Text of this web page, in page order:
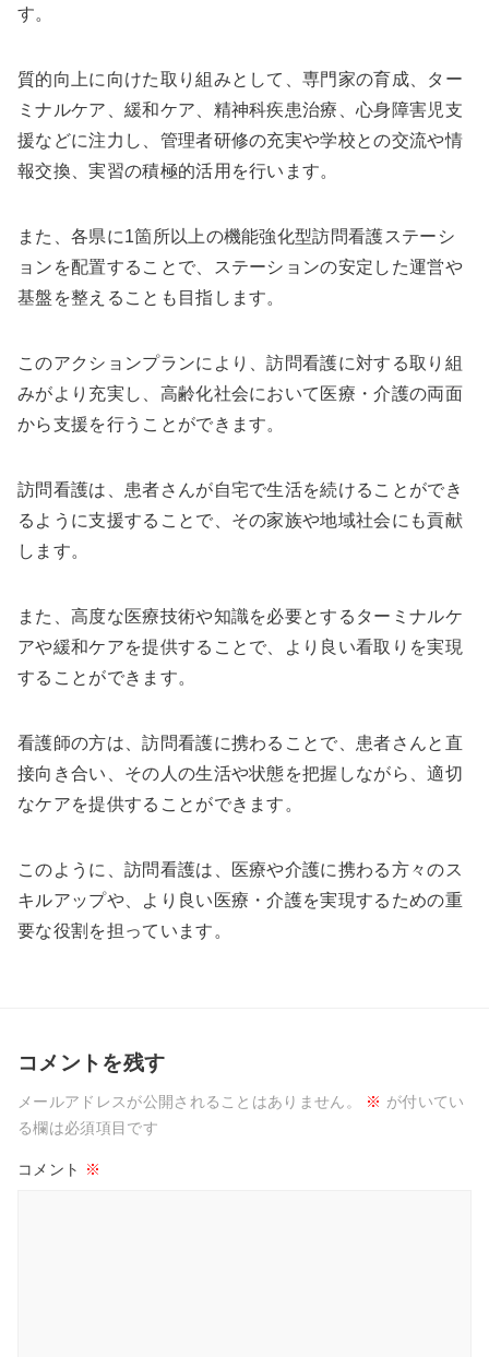
す。
質的向上に向けた取り組みとして、専門家の育成、ター
ミナルケア、緩和ケア、精神科疾患治療、心身障害児支
援などに注力し、管理者研修の充実や学校との交流や情
報交換、実習の積極的活用を行います。
また、各県に1箇所以上の機能強化型訪問看護ステーシ
ョンを配置することで、ステーションの安定した運営や
基盤を整えることも目指します。
このアクションプランにより、訪問看護に対する取り組
みがより充実し、高齢化社会において医療・介護の両面
から支援を行うことができます。
訪問看護は、患者さんが自宅で生活を続けることができ
るように支援することで、その家族や地域社会にも貢献
します。
また、高度な医療技術や知識を必要とするターミナルケ
アや緩和ケアを提供することで、より良い看取りを実現
することができます。
看護師の方は、訪問看護に携わることで、患者さんと直
接向き合い、その人の生活や状態を把握しながら、適切
なケアを提供することができます。
このように、訪問看護は、医療や介護に携わる方々のス
キルアップや、より良い医療・介護を実現するための重
要な役割を担っています。
コメントを残す
メールアドレスが公開されることはありません。 ※ が付いてい
る欄は必須項目です
コメント ※